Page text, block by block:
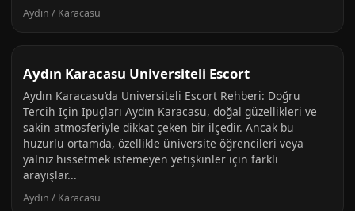
Aydın / Karacasu
Aydın Karacasu Universiteli Escort
Aydın Karacasu’da Üniversiteli Escort Rehberi: Doğru
Tercih İçin İpuçları Aydın Karacasu, doğal güzellikleri ve
sakin atmosferiyle dikkat çeken bir ilçedir. Ancak bu
huzurlu ortamda, özellikle üniversite öğrencileri veya
yalnız hissetmek istemeyen yetişkinler için farklı
arayışlar...
Aydın / Karacasu